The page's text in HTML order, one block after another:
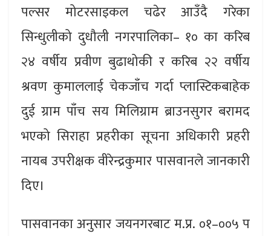
पल्सर मोटरसाइकल चढेर आउँदै गरेका
सिन्धुलीको दुधौली नगरपालिका– १० का करिब
२४ वर्षीय प्रवीण बुढाथोकी र करिब २२ वर्षीय
श्रवण कुमाललाई चेकजाँच गर्दा प्लास्टिकबाहेक
दुई ग्राम पाँच सय मिलिग्राम ब्राउनसुगर बरामद
भएको सिराहा प्रहरीका सूचना अधिकारी प्रहरी
नायब उपरीक्षक वीरेन्द्रकुमार पासवानले जानकारी
दिए।
पासवानका अनुसार जयनगरबाट म.प्र. ०१–००५ प